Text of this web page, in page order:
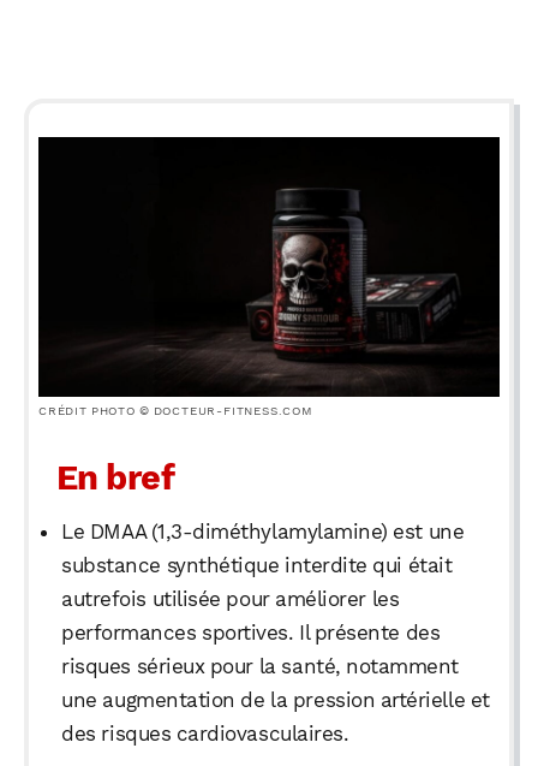
CRÉDIT PHOTO © DOCTEUR-FITNESS.COM
En bref
Le DMAA (1,3-diméthylamylamine) est une
substance synthétique interdite qui était
autrefois utilisée pour améliorer les
performances sportives. Il présente des
risques sérieux pour la santé, notamment
une augmentation de la pression artérielle et
des risques cardiovasculaires.